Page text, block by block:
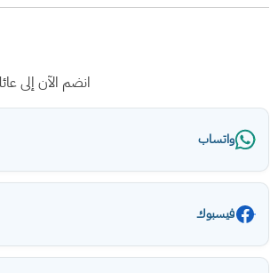
انضم الآن إلى
واتساب
فيسبوك